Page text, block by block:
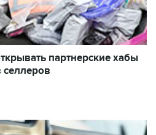
партнерские хабы
селлеров